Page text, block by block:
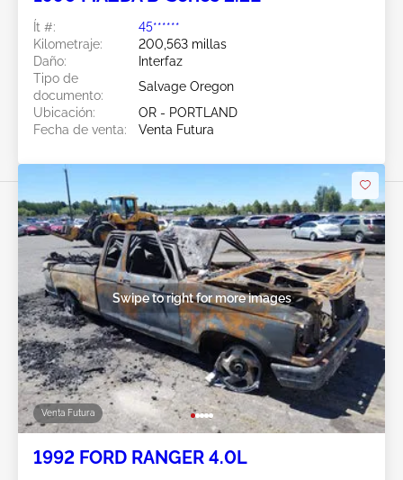
Ít #:
45******
Kilometraje:
200,563 millas
Daño:
Interfaz
Tipo de
documento:
Salvage Oregon
Ubicación:
OR - PORTLAND
Fecha de venta:
Venta Futura
Venta Futura
Swipe to right for more images
1992 FORD RANGER 4.0L